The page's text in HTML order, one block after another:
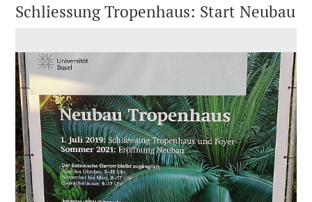
Schliessung Tropenhaus: Start Neubau